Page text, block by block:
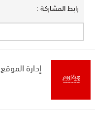
رابط المشاركة :
إدارة الموقع